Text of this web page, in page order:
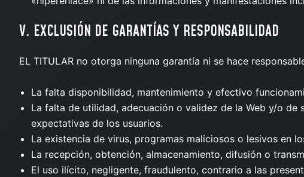
V. EXCLUSIÓN DE GARANTÍAS Y RESPONSABILIDAD
EL TITULAR no otorga ninguna garantía ni se hace
La falta disponibilidad, mantenimiento y efectivo
La falta de utilidad, adecuación o validez de la Web y/o
expectativas de los usuarios.
La existencia de virus, programas maliciosos o lesivos en
La recepción, obtención, almacenamiento, difusión o
El uso ilícito, negligente, fraudulento, contrario a las